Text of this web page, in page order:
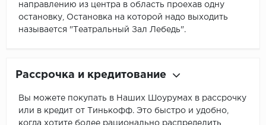
направлению из центра в область проехав одну
остановку, Остановка на которой надо выходить
называется "Театральный Зал Лебедь".
Рассрочка и кредитование
Вы можете покупать в Наших Шоурумах в рассрочку
или в кредит от Тинькофф. Это быстро и удобно,
когда хотите более рационально распределить